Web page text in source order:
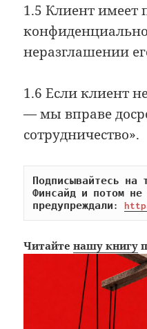
1.5 Клиент имеет
неразглашении
1.6 Если клиент
— мы вправе
сотрудничество».
Подписывайтесь на
Финсайд и потом
предупреждали:
Читайтенашу книгу